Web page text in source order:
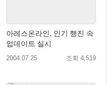
아레스온라인, 인기 행진 속
업데이트 실시
2004.07.25 조회 4,519